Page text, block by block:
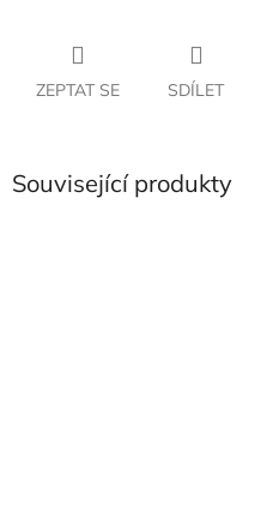
ZEPTAT SE SDÍLET
Související produkty